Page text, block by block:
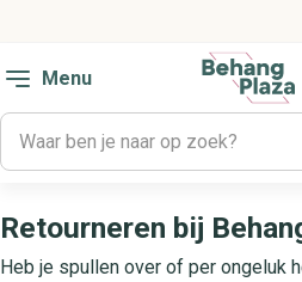
Menu
Retourneren bij
Heb je spullen over of per ongeluk